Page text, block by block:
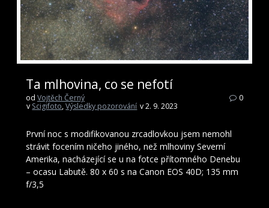
Ta mlhovina, co se nefotí
od Vojtěch Černý
v Scigifoto,Výsledky pozorování v 2. 9. 2023
0
První noc s modifikovanou zrcadlovkou jsem nemohl
strávit focením ničeho jiného, než mlhoviny Severní
Amerika, nacházející se u na fotce přítomného Denebu
– ocasu Labutě. 80 x 60 s na Canon EOS 40D; 135 mm
f/3,5